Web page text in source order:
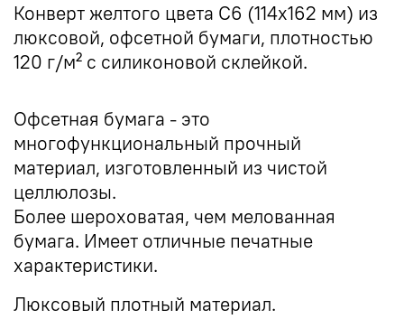
Конверт желтого цвета C6 (114х162 мм) из
люксовой, офсетной бумаги, плотностью
120 г/м² с силиконовой склейкой.
Офсетная бумага - это
многофункциональный прочный
материал, изготовленный из чистой
целлюлозы.
Более шероховатая, чем мелованная
бумага. Имеет отличные печатные
характеристики.
Люксовый плотный материал.